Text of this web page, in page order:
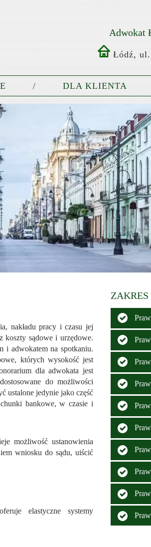
Adwokat
Łódź,
DLA KLIENTA
nakładu pracy i czasu jej
koszty sądowe i urzędowe.
i adwokatem na spotkaniu.
których wysokość jest
dla adwokata jest
do możliwości
ustalone jedynie jako część
bankowe, w czasie i
możliwość ustanowienia
wniosku do sądu, uiścić
elastyczne systemy
ZAKRES